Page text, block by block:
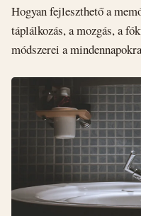
Hogyan fejleszthető a
táplálkozás, a mozgás, a
módszerei a